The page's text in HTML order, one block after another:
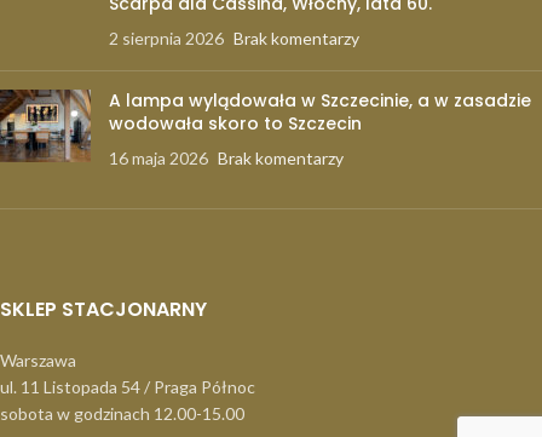
2 sierpnia 2026 Brak komentarzy
A lampa wylądowała w Szczecinie, a w zasadzie
wodowała skoro to Szczecin
16 maja 2026 Brak komentarzy
SKLEP STACJONARNY
Warszawa
ul. 11 Listopada 54 / Praga Północ
sobota w godzinach 12.00-15.00